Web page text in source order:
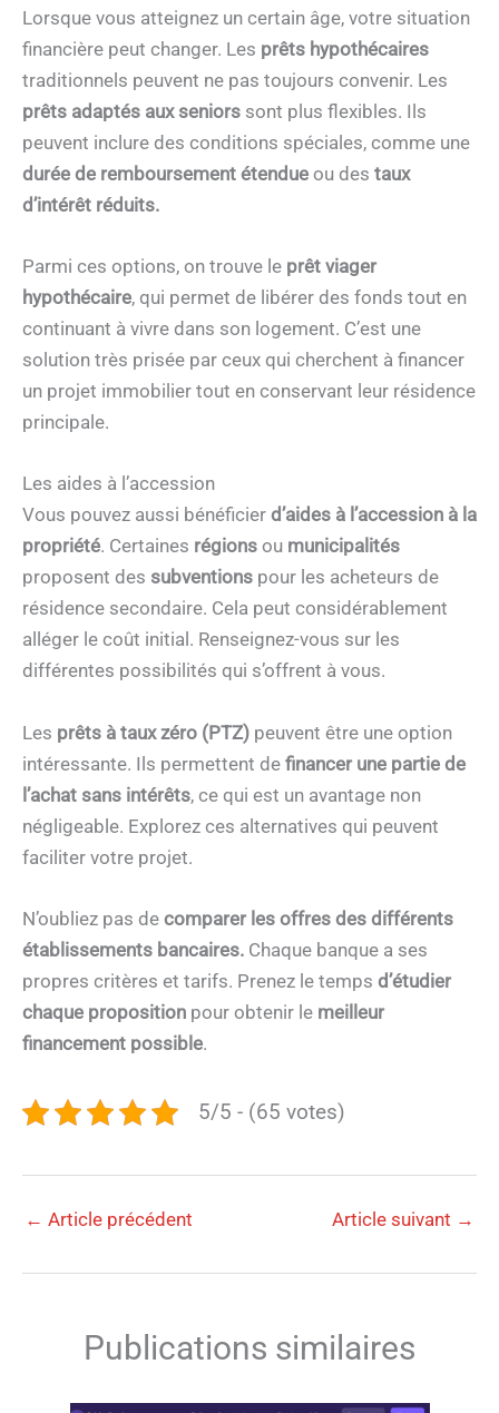
Lorsque vous atteignez un certain âge, votre situation
financière peut changer. Les prêts hypothécaires
traditionnels peuvent ne pas toujours convenir. Les
prêts adaptés aux seniors sont plus flexibles. Ils
peuvent inclure des conditions spéciales, comme une
durée de remboursement étendue ou des taux
d’intérêt réduits.
Parmi ces options, on trouve le prêt viager
hypothécaire, qui permet de libérer des fonds tout en
continuant à vivre dans son logement. C’est une
solution très prisée par ceux qui cherchent à financer
un projet immobilier tout en conservant leur résidence
principale.
Les aides à l’accession
Vous pouvez aussi bénéficier d’aides à l’accession à la
propriété. Certaines régions ou municipalités
proposent des subventions pour les acheteurs de
résidence secondaire. Cela peut considérablement
alléger le coût initial. Renseignez-vous sur les
différentes possibilités qui s’offrent à vous.
Les prêts à taux zéro (PTZ) peuvent être une option
intéressante. Ils permettent de financer une partie de
l’achat sans intérêts, ce qui est un avantage non
négligeable. Explorez ces alternatives qui peuvent
faciliter votre projet.
N’oubliez pas de comparer les offres des différents
établissements bancaires. Chaque banque a ses
propres critères et tarifs. Prenez le temps d’étudier
chaque proposition pour obtenir le meilleur
financement possible.
5/5 - (65 votes)
← Article précédent Article suivant →
Publications similaires